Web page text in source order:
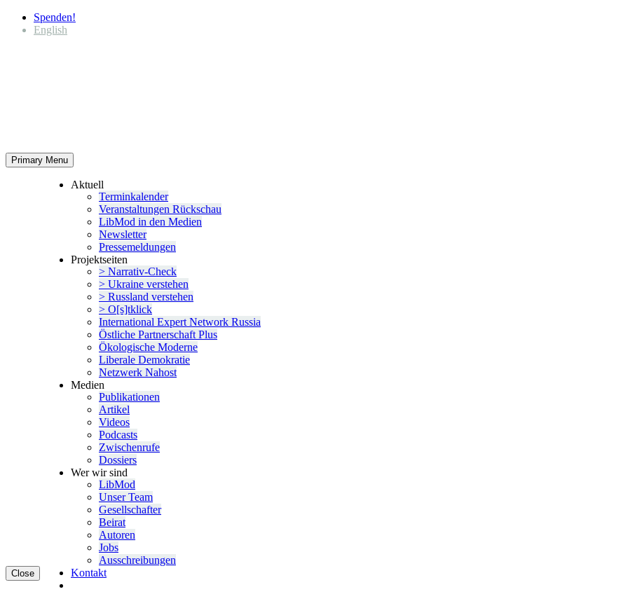
Spenden!
English
Primary Menu
Close
Aktuell
Termin­ka­lender
Veran­stal­tungen Rückschau
LibMod in den Medien
Newsletter
Presse­mel­dungen
Projekt­seiten
> Narrativ-Check
> Ukraine verstehen
> Russland verstehen
> O[s]tklick
Inter­na­tional Expert Network Russia
Östliche Partner­schaft Plus
Ökolo­gische Moderne
Liberale Demokratie
Netzwerk Nahost
Medien
Publi­ka­tionen
Artikel
Videos
Podcasts
Zwischenrufe
Dossiers
Wer wir sind
LibMod
Unser Team
Gesell­schafter
Beirat
Autoren
Jobs
Ausschrei­bungen
Kontakt